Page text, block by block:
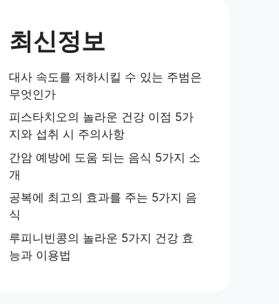
최신정보
대사 속도를 저하시킬 수 있는 주범은
무엇인가
피스타치오의 놀라운 건강 이점 5가
지와 섭취 시 주의사항
간암 예방에 도움 되는 음식 5가지 소
개
공복에 최고의 효과를 주는 5가지 음
식
루피니빈콩의 놀라운 5가지 건강 효
능과 이용법